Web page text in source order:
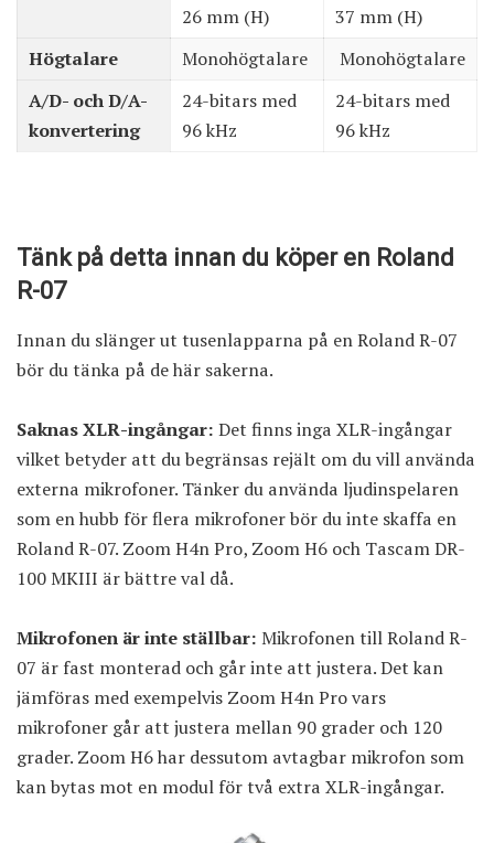
26 mm (H)
37 mm (H)
Högtalare
Monohögtalare
Monohögtalare
A/D- och D/A-
konvertering
24-bitars med
96 kHz
24-bitars med
96 kHz
Tänk på detta innan du köper en Roland
R-07
Innan du slänger ut tusenlapparna på en Roland R-07
bör du tänka på de här sakerna.
Saknas XLR-ingångar: Det finns inga XLR-ingångar
vilket betyder att du begränsas rejält om du vill använda
externa mikrofoner. Tänker du använda ljudinspelaren
som en hubb för flera mikrofoner bör du inte skaffa en
Roland R-07. Zoom H4n Pro, Zoom H6 och Tascam DR-
100 MKIII är bättre val då.
Mikrofonen är inte ställbar: Mikrofonen till Roland R-
07 är fast monterad och går inte att justera. Det kan
jämföras med exempelvis Zoom H4n Pro vars
mikrofoner går att justera mellan 90 grader och 120
grader. Zoom H6 har dessutom avtagbar mikrofon som
kan bytas mot en modul för två extra XLR-ingångar.